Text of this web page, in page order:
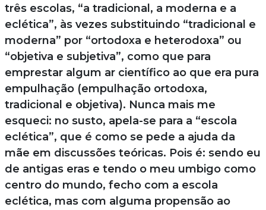
três escolas, “a tradicional, a moderna e a
eclética”, às vezes substituindo “tradicional e
moderna” por “ortodoxa e heterodoxa” ou
“objetiva e subjetiva”, como que para
emprestar algum ar científico ao que era pura
empulhação (empulhação ortodoxa,
tradicional e objetiva). Nunca mais me
esqueci: no susto, apela-se para a “escola
eclética”, que é como se pede a ajuda da
mãe em discussões teóricas. Pois é: sendo eu
de antigas eras e tendo o meu umbigo como
centro do mundo, fecho com a escola
eclética, mas com alguma propensão ao